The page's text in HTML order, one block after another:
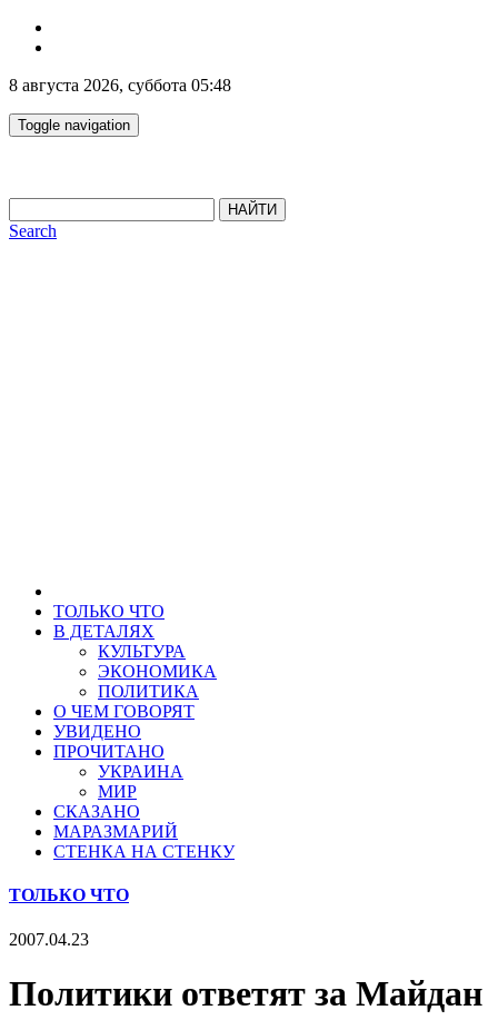
8 августа 2026, суббота 05:48
Toggle navigation
НАЙТИ
Search
ТОЛЬКО ЧТО
В ДЕТАЛЯХ
КУЛЬТУРА
ЭКОНОМИКА
ПОЛИТИКА
О ЧЕМ ГОВОРЯТ
УВИДЕНО
ПРОЧИТАНО
УКРАИНА
МИР
СКАЗАНО
МАРАЗМАРИЙ
СТЕНКА НА СТЕНКУ
ТОЛЬКО ЧТО
2007.04.23
Политики ответят за Майдан